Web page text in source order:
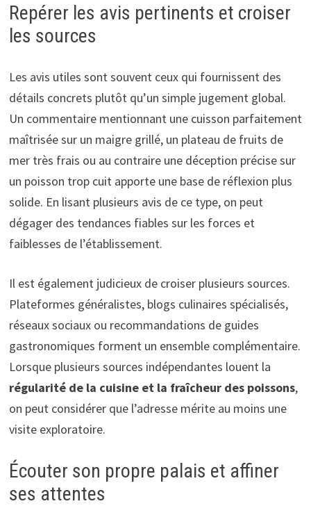
Repérer les avis pertinents et croiser
les sources
Les avis utiles sont souvent ceux qui fournissent des
détails concrets plutôt qu’un simple jugement global.
Un commentaire mentionnant une cuisson parfaitement
maîtrisée sur un maigre grillé, un plateau de fruits de
mer très frais ou au contraire une déception précise sur
un poisson trop cuit apporte une base de réflexion plus
solide. En lisant plusieurs avis de ce type, on peut
dégager des tendances fiables sur les forces et
faiblesses de l’établissement.
Il est également judicieux de croiser plusieurs sources.
Plateformes généralistes, blogs culinaires spécialisés,
réseaux sociaux ou recommandations de guides
gastronomiques forment un ensemble complémentaire.
Lorsque plusieurs sources indépendantes louent la
régularité de la cuisine et la fraîcheur des poissons,
on peut considérer que l’adresse mérite au moins une
visite exploratoire.
Écouter son propre palais et affiner
ses attentes